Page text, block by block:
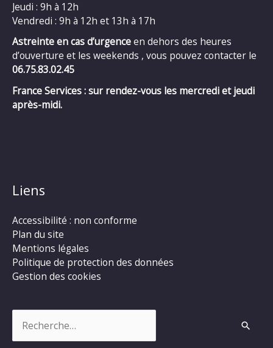
Jeudi : 9h à 12h
Vendredi : 9h à 12h et 13h à 17h
Astreinte en cas d’urgenceen dehors des heures
d’ouverture et les weekends , vous pouvez contacter le
06.75.83.02.45
France Services : sur rendez-vous les mercredi et jeudi
après-midi.
Liens
Accessibilité : non conforme
Plan du site
Mentions légales
Politique de protection des données
Gestion des cookies